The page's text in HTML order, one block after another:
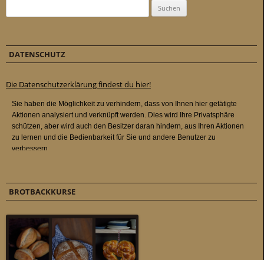
DATENSCHUTZ
Die Datenschutzerklärung findest du hier!
BROTBACKKURSE